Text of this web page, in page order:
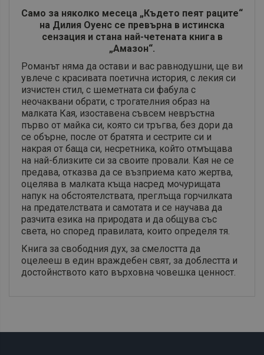
Само за няколко месеца „Където пеят раците“
на Дилия Оуенс се превърна в истинска
сензация и стана най-четената книга в
„Амазон“.
Романът няма да остави и вас равнодушни, ще ви
увлече с красивата поетична история, с лекия си
изчистен стил, с шеметната си фабула с
неочаквани обрати, с трогателния образ на
малката Кая, изоставена съвсем невръстна
първо от майка си, която си тръгва, без дори да
се обърне, после от братята и сестрите си и
накрая от баща си, несретника, който отмъщава
на най-близките си за своите провали. Кая не се
предава, отказва да се възприема като жертва,
оцелява в малката къща насред мочурищата
напук на обстоятелствата, преглъща горчилката
на предателствата и самотата и се научава да
разчита езика на природата и да общува със
света, но според правилата, които определя тя.
Книга за свободния дух, за смелостта да
оцелееш в един враждебен свят, за доблестта и
достойнството като върховна човешка ценност.